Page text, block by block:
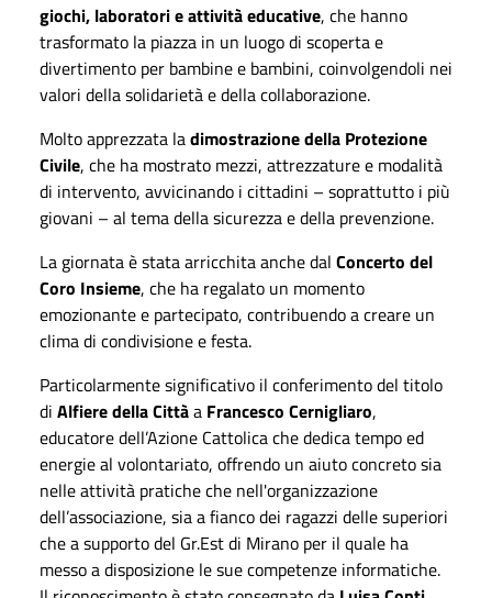
giochi, laboratori e attività educative, che hanno
trasformato la piazza in un luogo di scoperta e
divertimento per bambine e bambini, coinvolgendoli nei
valori della solidarietà e della collaborazione.
Molto apprezzata ladimostrazione della Protezione
Civile, che ha mostrato mezzi, attrezzature e modalità
di intervento, avvicinando i cittadini – soprattutto i più
giovani – al tema della sicurezza e della prevenzione.
La giornata è stata arricchita anche dal Concerto del
Coro Insieme, che ha regalato un momento
emozionante e partecipato, contribuendo a creare un
clima di condivisione e festa.
Particolarmente significativo il conferimento del titolo
di Alfiere della Cittàa Francesco Cernigliaro,
educatore dell’Azione Cattolica che dedica tempo ed
energie al volontariato, offrendo un aiuto concreto sia
nelle attività pratiche che nell'organizzazione
dell’associazione, sia a fianco dei ragazzi delle superiori
che a supporto del Gr.Est di Mirano per il quale ha
messo a disposizione le sue competenze informatiche.